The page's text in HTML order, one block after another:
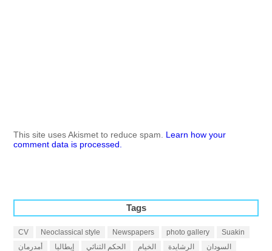
This site uses Akismet to reduce spam. Learn how your
comment data is processed.
Tags
CV Neoclassical style Newspapers photo gallery
Suakin
أمدرمان
إيطاليا الحكم الثنائي الخيام الرشايدة
السودان